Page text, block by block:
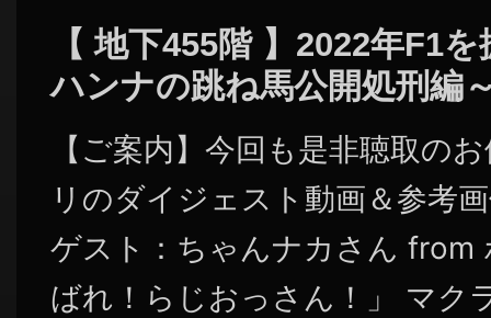
【 地下455階 】2022年F1
ハンナの跳ね馬公開処刑編
【ご案内】今回も是非聴取の
リのダイジェスト動画＆参考
ゲスト：ちゃんナカさん from
ばれ！らじおっさん！」 マク